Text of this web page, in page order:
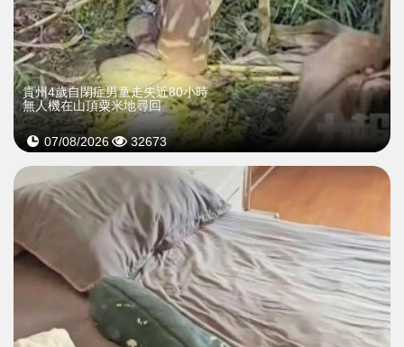
貴州4歲自閉症男童走失近80小時
無人機在山頂粟米地尋回
07/08/2026 32673